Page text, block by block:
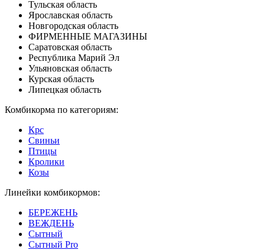
Тульская область
Ярославская область
Новгородская область
ФИРМЕННЫЕ МАГАЗИНЫ
Саратовская область
Республика Марий Эл
Ульяновская область
Курская область
Липецкая область
Комбикорма по категориям:
Крс
Свиньи
Птицы
Кролики
Козы
Линейки комбикормов:
БЕРЕЖЕНЬ
ВЕЖДЕНЬ
Сытный
Сытный Pro